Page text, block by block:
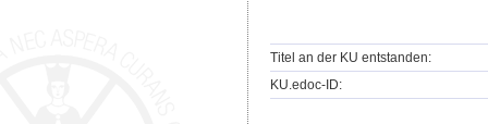
Titel an der KU entstanden:
KU.edoc-ID: